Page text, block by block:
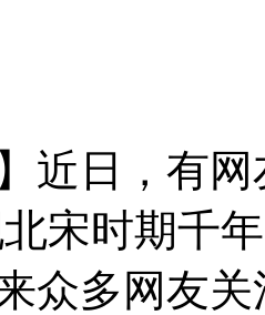
参观
手机
日，有网
宋时期千
众多网友